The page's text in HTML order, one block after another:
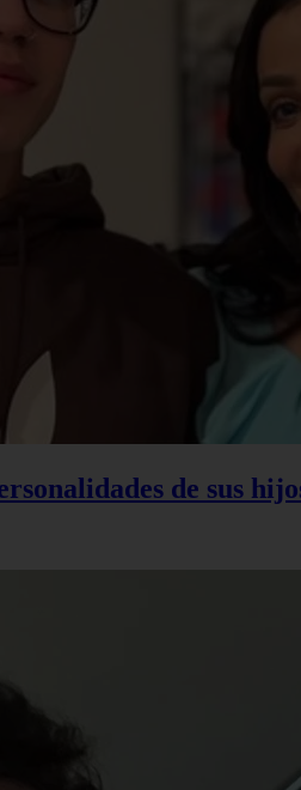
de sus